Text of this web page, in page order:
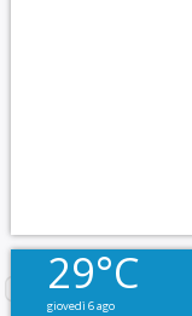
29°C
giovedì 6 ago